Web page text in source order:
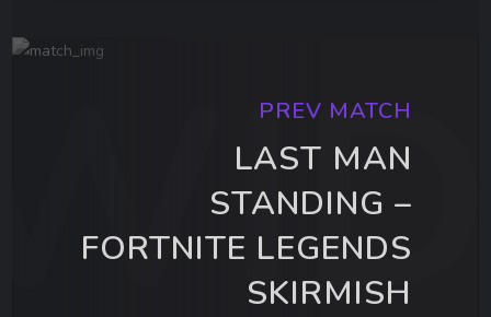
15:10
PREV MATCH
LAST MAN
STANDING –
FORTNITE LEGENDS
SKIRMISH